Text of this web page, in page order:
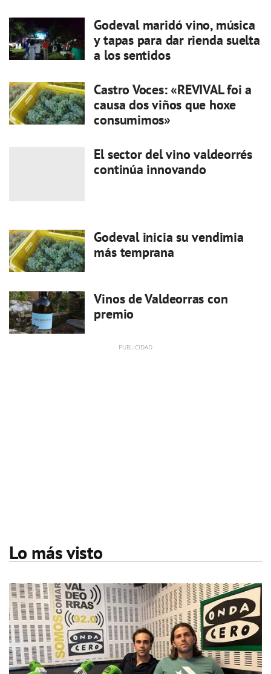
Godeval maridó vino, música
y tapas para dar rienda suelta
a los sentidos
Castro Voces: «REVIVAL foi a
causa dos viños que hoxe
consumimos»
El sector del vino valdeorrés
continúa innovando
Godeval inicia su vendimia
más temprana
Vinos de Valdeorras con
premio
Lo más visto